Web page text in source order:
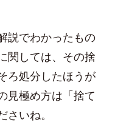
説でわかったもの
関しては、その捨
ろ処分したほうが
見極め方は「捨て
いね。